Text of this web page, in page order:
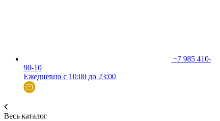
+7 985 410-
90-10
Ежедневно с 10:00 до 23:00
Весь каталог